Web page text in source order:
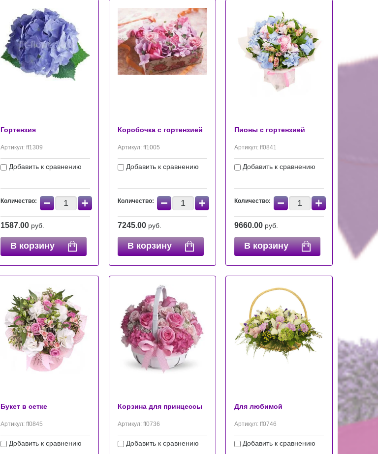
Гортензия
Артикул: ff1309
Добавить к сравнению
Количество: − +
1587.00 руб.
В корзину
Коробочка с гортензией
Артикул:ff1005
Добавить к сравнению
Количество: − +
7245.00 руб.
В корзину
Пионы с гортензией
Артикул: ff0841
Добавить к сравнению
Количество: − +
9660.00 руб.
В корзину
Букет в сетке
Артикул: ff0845
Добавить к сравнению
Корзина для принцессы
Артикул:ff0736
Добавить к сравнению
Для любимой
Артикул: ff0746
Добавить к сравнению